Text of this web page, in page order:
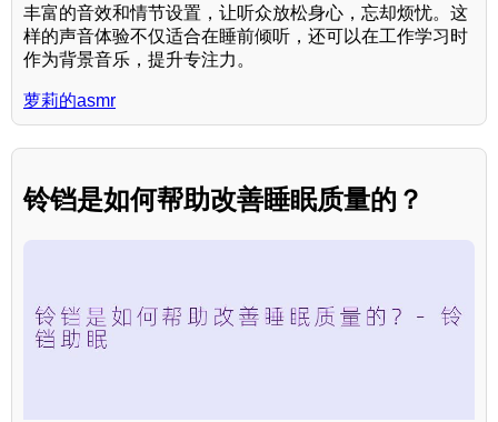
丰富的音效和情节设置，让听众放松身心，忘却烦忧。这
样的声音体验不仅适合在睡前倾听，还可以在工作学习时
作为背景音乐，提升专注力。
萝莉的asmr
铃铛是如何帮助改善睡眠质量的？